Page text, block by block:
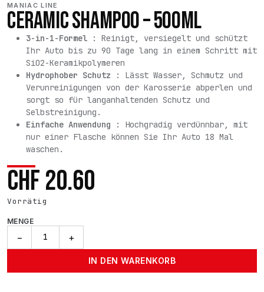
MANIAC LINE
CERAMIC SHAMPOO – 500ML
3-in-1-Formel : Reinigt, versiegelt und schützt
Ihr Auto bis zu 90 Tage lang in einem Schritt mit
SiO2-Keramikpolymeren
Hydrophober Schutz : Lässt Wasser, Schmutz und
Verunreinigungen von der Karosserie abperlen und
sorgt so für langanhaltenden Schutz und
Selbstreinigung.
Einfache Anwendung : Hochgradig verdünnbar, mit
nur einer Flasche können Sie Ihr Auto 18 Mal
waschen.
CHF20.60
Vorrätig
MENGE
− +
IN DEN WARENKORB